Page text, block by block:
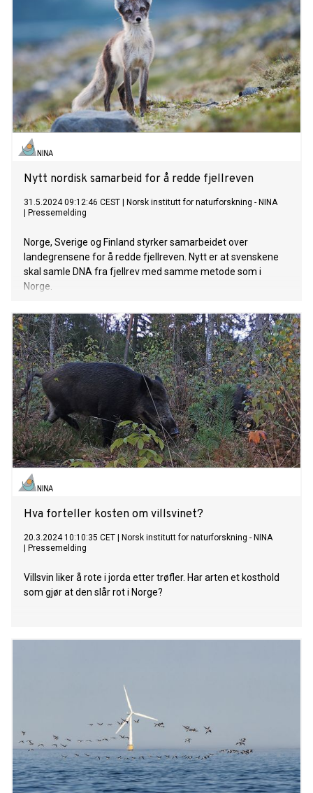
Nytt nordisk samarbeid for å redde fjellreven
31.5.2024 09:12:46 CEST
Norsk institutt for naturforskning - NINA
Pressemelding
Norge, Sverige og Finland styrker samarbeidet over
landegrensene for å redde fjellreven. Nytt er at svenskene
skal samle DNA fra fjellrev med samme metode som i
Norge.
Hva forteller kosten om villsvinet?
20.3.2024 10:10:35 CET
Norsk institutt for naturforskning - NINA
Pressemelding
Villsvin liker å rote i jorda etter trøfler. Har arten et kosthold
som gjør at den slår rot i Norge?